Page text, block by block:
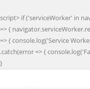
script> if ('serviceWorker' in
=> {
=> { console.log('Service
.catch(error => {
}